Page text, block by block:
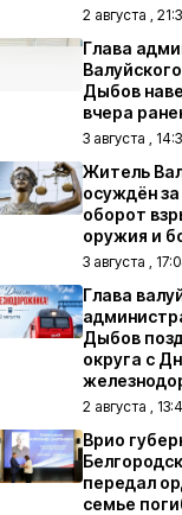
2 августа ,
Глава
Дыбов
вчера
3 августа ,
Житель
осуждён
оборот
оружия и
3 августа ,
Глава
Дыбов
округа с
2 августа ,
Врио
передал
семье